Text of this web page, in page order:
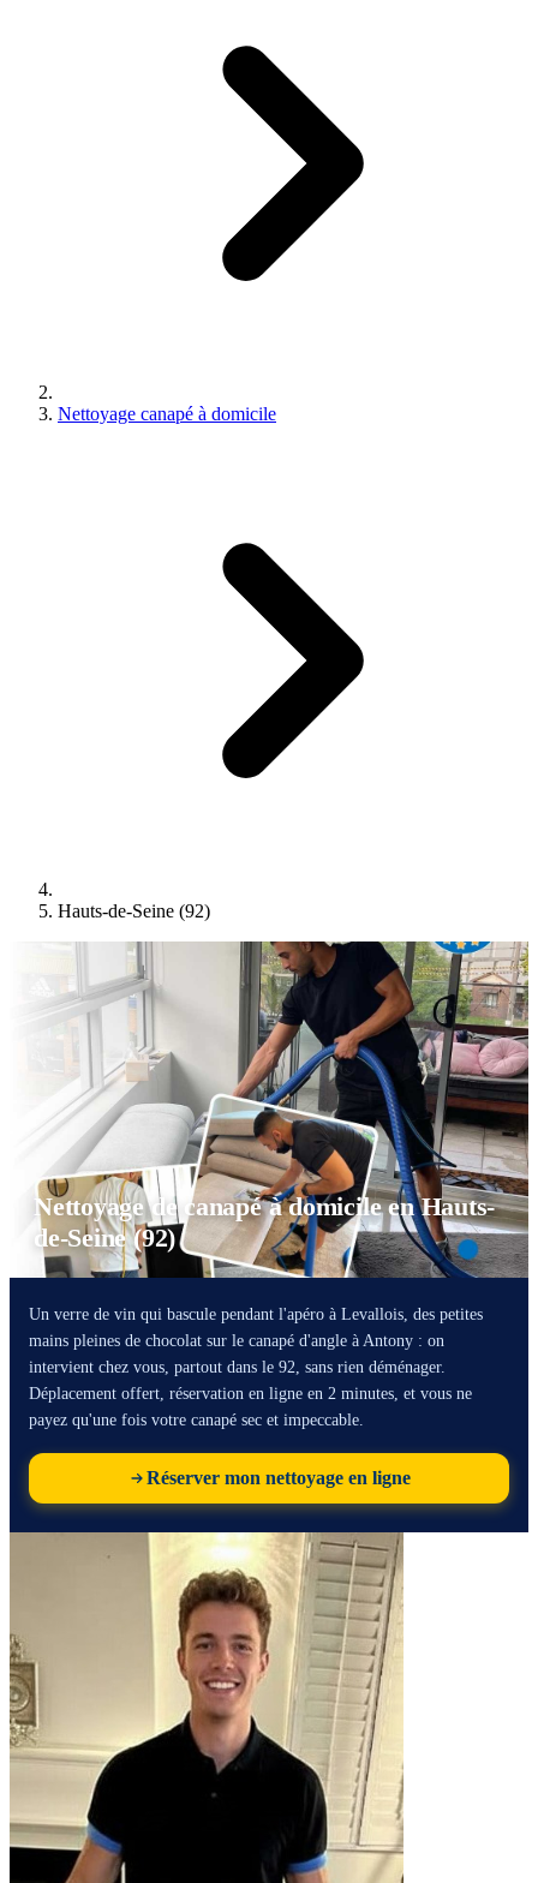
Nettoyage canapé à domicile
Hauts-de-Seine (92)
Nettoyage de canapé à domicile en Hauts-
de-Seine (92)
Un verre de vin qui bascule pendant l'apéro à Levallois, des petites
mains pleines de chocolat sur le canapé d'angle à Antony : on
intervient chez vous, partout dans le 92, sans rien déménager.
Déplacement offert, réservation en ligne en 2 minutes, et vous ne
payez qu'une fois votre canapé sec et impeccable.
Réserver mon nettoyage en ligne